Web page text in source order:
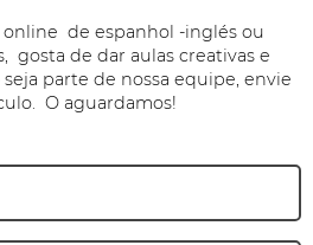
online de espanhol -inglés ou
gosta de dar aulas creativas e
seja parte de nossa equipe, envie
O aguardamos!